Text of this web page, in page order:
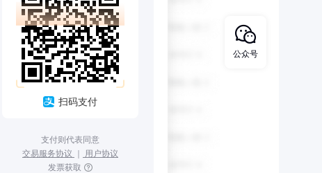
扫码支付
支付则代表同意
交易服务协议 ｜ 用户协议
发票获取
公众号